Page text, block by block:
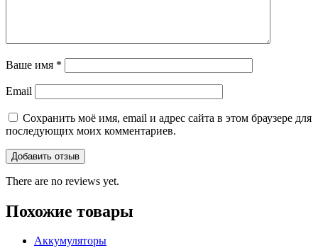
Ваше имя *
Email
Сохранить моё имя, email и адрес сайта в этом браузере для
последующих моих комментариев.
There are no reviews yet.
Похожие товары
Аккумуляторы